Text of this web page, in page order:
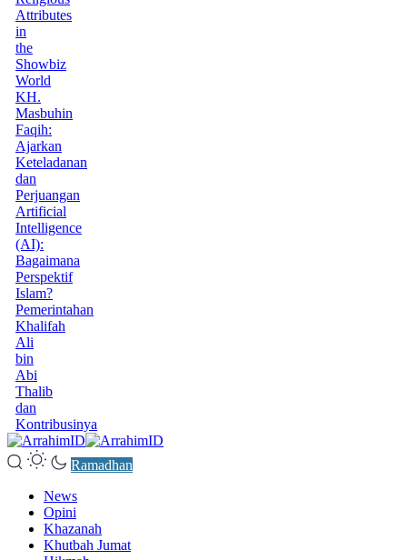
Attributes
in
the
Showbiz
World
KH.
Masbuhin
Faqih:
Ajarkan
Keteladanan
dan
Perjuangan
Artificial
Intelligence
(AI):
Bagaimana
Perspektif
Islam?
Pemerintahan
Khalifah
Ali
bin
Abi
Thalib
dan
Kontribusinya
Ramadhan
News
Opini
Khazanah
Khutbah Jumat